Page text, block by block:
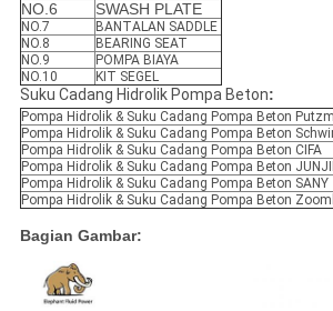
NO.6
SWASH PLATE
NO.7
BANTALAN SADDLE
NO.8
BEARING SEAT
NO.9
POMPA BIAYA
NO.10
KIT SEGEL
Suku Cadang Hidrolik Pompa Beton:
Pompa Hidrolik & Suku Cadang Pompa Beton
Pompa Hidrolik & Suku Cadang Pompa Beton
Pompa Hidrolik & Suku Cadang Pompa Beton CIFA
Pompa Hidrolik & Suku Cadang Pompa Beton
Pompa Hidrolik & Suku Cadang Pompa Beton SANY
Pompa Hidrolik & Suku Cadang Pompa Beton
Bagian Gambar: